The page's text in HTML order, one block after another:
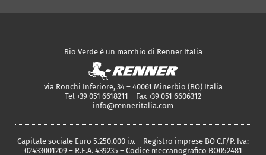
Rio Verde è un marchio di Renner Italia
via Ronchi Inferiore, 34 – 40061 Minerbio (BO) Italia
Tel +39 051 6618211 – Fax +39 051 6606312
info@renneritalia.com
Capitale sociale Euro 5.250.000 i.v. – Registro imprese BO C.F/P. Iva:
02433001209 – R.E.A. 439235 – Codice meccanografico BO052481